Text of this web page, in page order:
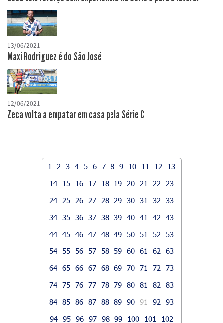
13/06/2021
Maxi Rodriguez é do São José
12/06/2021
Zeca volta a empatar em casa pela Série C
1 2 3 4 5 6 7 8 9 10 11 12
13
14
15 16 17 18 19 20 21 22
23
24
25 26 27 28 29 30 31 32
33
34 35 36 37 38 39 40 41 42
43
44 45 46 47 48 49 50 51 52
53
54 55 56 57 58 59 60 61 62
63
64 65 66 67 68 69 70 71 72
73
74 75 76 77 78 79 80 81 82
83
84 85 86 87 88 89 90 91 92
93
94 95 96 97 98 99 100 101
102